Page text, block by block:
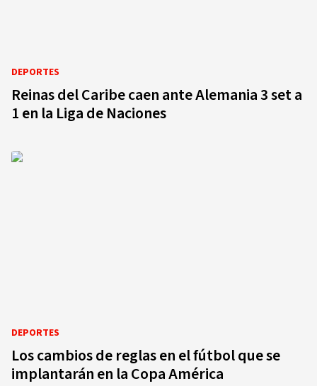
DEPORTES
Reinas del Caribe caen ante Alemania 3 set a
1 en la Liga de Naciones
DEPORTES
Los cambios de reglas en el fútbol que se
implantarán en la Copa América